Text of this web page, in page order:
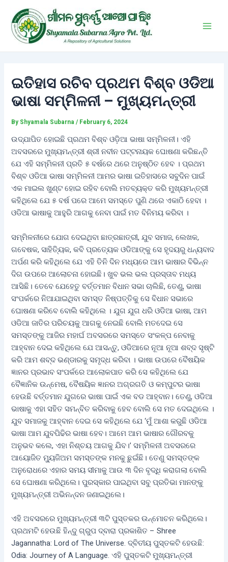
content
ଇତିହାସ ରଚିବ ପ୍ରଥମ ବିଶ୍ବ ଓଡିଆ
ଭାଷା ସମ୍ମିଳନୀ – ମୁଖ୍ୟମନ୍ତ୍ରୀ
By Shyamala Subarna/ February 6, 2024
ଉଦ୍‌ଯାପିତ ହୋଇଛି ପ୍ରଥମ ବିଶ୍ବ ଓଡ଼ିଆ ଭାଷା ସମ୍ମିଳନୀ। ଏହି
ଅବସରରେ ମୁଖ୍ୟମନ୍ତ୍ରୀ ଶ୍ରୀ ନବୀନ ପଟ୍ଟନାୟକ ଘୋଷଣା କରିଛନ୍ତି
ଯେ ଏହି ସମ୍ମିଳନୀ ପ୍ରତି ୫ ବର୍ଷରେ ଥରେ ଅନୁଷ୍ଠିତ ହେବ । ପ୍ରଥମ
ବିଶ୍ବ ଓଡିଆ ଭାଷା ସମ୍ମିଳନୀ ଆମର ଭାଷା ଇତିହାସରେ ସବୁଦିନ ପାଇଁ
ଏକ ମାଇଲ ଖୁଣ୍ଟ ହୋଇ ରହିବ ବୋଲି ମତବ୍ୟକ୍ତ କରି ମୁଖ୍ୟମନ୍ତ୍ରୀ
କହିଥିଲେ ଯେ ୫ ବର୍ଷ ପରେ ଆମେ ସମସ୍ତେ ପୁଣି ଥରେ ଏକାଠି ହେବା ।
ଓଡିଆ ଭାଷାକୁ ଆହୁରି ଆଗକୁ ନେବା ପାଇଁ ମତ ବିନିମୟ କରିବା ।
ସମ୍ମିଳନୀରେ ଯୋଗ ଦେଇଥିବା ଛାତ୍ରଛାତ୍ରୀ, ଯୁବ ସମାଜ, ଲେଖକ,
ଗବେଷକ, ସାହିତ୍ୟିକ, କବି ପ୍ରତ୍ୟେକ ଓଡିଆଙ୍କୁ ସେ ହୃଦୟରୁ ଧନ୍ୟବାଦ
ଅର୍ପଣ କରି କହିଥିଲେ ଯେ ଏହି ତିନି ଦିନ ମଧ୍ୟରେ ଆମ ଭାଷାର ବିଭିନ୍ନ
ଦିଗ ଉପରେ ଆଲୋଚନା ହୋଇଛି। ଖୁବ ଭଲ ଭଲ ପ୍ରସ୍ତାବ ମଧ୍ୟ
ଆସିଛି। ତେବେ ଯେହେତୁ ବର୍ତ୍ତମାନ ବିଧାନ ସଭା ଚାଲିଛି, ତେଣୁ, ଭାଷା
ସଂପର୍କରେ ନିଆଯାଇଥିବା ସମସ୍ତ ନିଷ୍ପତ୍ତିକୁ ସେ ବିଧାନ ସଭାରେ
ଘୋଷଣା କରିବେ ବୋଲି କହିଥିଲେ । ଯୁଗ ଯୁଗ ଧରି ଓଡିଆ ଭାଷା, ଆମ
ଓଡିଆ ଜାତିର ପରିଚୟକୁ ଆଗକୁ ନେଇଛି ବୋଲି ମତଦେଇ ସେ
ସମସ୍ତଙ୍କୁ ଆଜିର ମହାର୍ଘ ଅବସରରେ ସମସ୍ତେ ସଂକଳ୍ପ ନେବାକୁ
ଆହ୍ବାନ ଦେଇ କହିଥିଲେ ଯେ ଆସନ୍ତୁ, ଓଡିଆରେ ନୂଆ ନୂଆ ଶବ୍ଦ ସୃଷ୍ଟି
କରି ଆମ ଶବ୍ଦ ଭଣ୍ଡାରକୁ ସମୃଦ୍ଧ କରିବା । ଭାଷା ଉପରେ ବୈଷୟିକ
ଜ୍ଞାନର ପ୍ରଭାବ ସଂପର୍କରେ ଆଲୋକପାତ କରି ସେ କହିଥିଲେ ଯେ
ବୈଜ୍ଞାନିକ ଉନ୍ମେଷ, ବୈଷୟିକ ଜ୍ଞାନର ଅଗ୍ରଗତି ଓ କମ୍ପୁଟର ଭାଷା
ହେଉଛି ବର୍ତ୍ତମାନ ଯୁଗରେ ଭାଷା ପାଇଁ ଏକ ବଡ ଆହ୍ବାନ। ତେଣୁ, ଓଡିଆ
ଭାଷାକୁ ଏହା ସହିତ ସମନ୍ବିତ କରିବାକୁ ହେବ ବୋଲି ସେ ମତ ଦେଇଥିଲେ ।
ଯୁବ ସମାଜକୁ ଆହ୍ବାନ ଦେଇ ସେ କହିଥିଲେ ଯେ ‘ମୁଁ ଆଶା କରୁଛି ଓଡିଆ
ଭାଷା ଆମ ଯୁବପିଢିର ଭାଷା ହେବ। ଆମେ ଆମ ଭାଷାର ଗୌରବକୁ
ଅନୁଭବ କଲେ, ଏହା ନିଶ୍ଚୟ ଆଗକୁ ଯିବ।’ ସମ୍ମିଳନୀ ଅବସରରେ
ଆୟୋଜିତ ମ୍ୟୁଜିଅମ ସମସ୍ତଙ୍କ ମନକୁ ଛୁଇଁଛି। ତେଣୁ ସମସ୍ତଙ୍କ
ଅନୁରୋଧରେ ଏହାର ସମୟ ସୀମାକୁ ଆଉ ୩ ଦିନ ବୃଦ୍ଧି କରାଗଲା ବୋଲି
ସେ ଘୋଷଣା କରିଥିଲେ। ପୁରସ୍କାର ପାଇଥିବା ସବୁ ପ୍ରତିଭା ମାନଙ୍କୁ
ମୁଖ୍ୟମନ୍ତ୍ରୀ ଅଭିନନ୍ଦନ ଜଣାଇଥିଲେ।
ଏହି ଅବସରରେ ମୁଖ୍ୟମନ୍ତ୍ରୀ ୩ଟି ପୁସ୍ତକର ଉନ୍ମୋଚନ କରିଥିଲେ।
ପ୍ରଥମଟି ହେଉଛି ହିନ୍ଦୁ ଗ୍ରୁପ ଦ୍ବାରା ପ୍ରକାଶିତ – Shree
Jagannatha: Lord of The Universe. ଦ୍ବିତୀୟ ପୁସ୍ତକଟି ହେଉଛି:
Odia: Journey of A Language. ଏହି ପୁସ୍ତକଟି ମୁଖ୍ୟମନ୍ତ୍ରୀ
navigation